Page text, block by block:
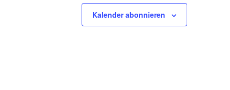
Kalender abonnieren